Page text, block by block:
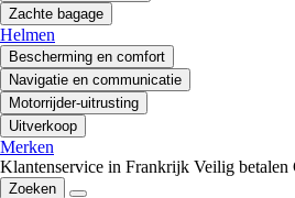
Zachte bagage
Helmen
Bescherming en comfort
Navigatie en communicatie
Motorrijder-uitrusting
Uitverkoop
Merken
Klantenservice in Frankrijk Veilig betalen
Zoeken